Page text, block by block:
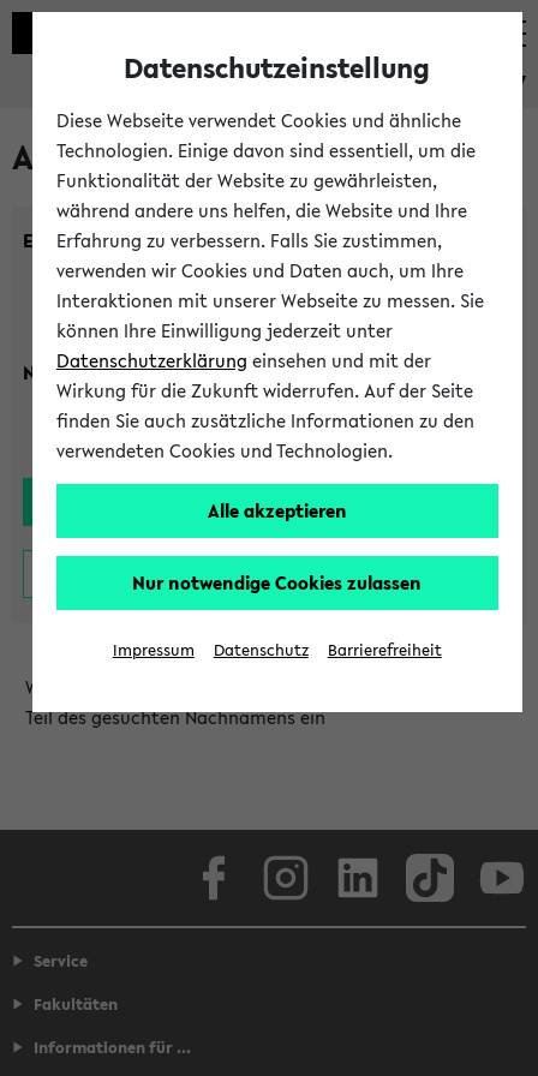
eKVV
Alle Lehrenden
Einrichtung:
Nachname:
Wählen Sie die Einrichtung aus und/oder geben Sie einen
Teil des gesuchten Nachnamens ein
Service
Fakultäten
Informationen für ...
Datenschutzeinstellung
Diese Webseite verwendet Cookies und ähnliche
Technologien. Einige davon sind essentiell, um die
Funktionalität der Website zu gewährleisten,
während andere uns helfen, die Website und Ihre
Erfahrung zu verbessern. Falls Sie zustimmen,
verwenden wir Cookies und Daten auch, um Ihre
Interaktionen mit unserer Webseite zu messen. Sie
können Ihre Einwilligung jederzeit unter
Datenschutzerklärung einsehen und mit der
Wirkung für die Zukunft widerrufen. Auf der Seite
finden Sie auch zusätzliche Informationen zu den
verwendeten Cookies und Technologien.
Alle akzeptieren
Nur notwendige Cookies zulassen
Impressum Datenschutz Barrierefreiheit